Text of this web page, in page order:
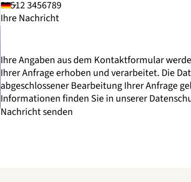
Ihre Nachricht
Ihre Angaben aus dem Kontaktformular
Ihrer Anfrage erhoben und verarbeitet. Die
abgeschlossener Bearbeitung Ihrer Anfrage
Informationen finden Sie in unserer
Nachricht senden